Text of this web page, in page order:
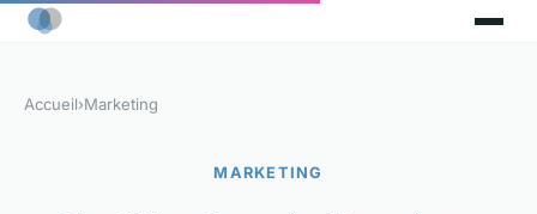
Accueil›Marketing
MARKETING